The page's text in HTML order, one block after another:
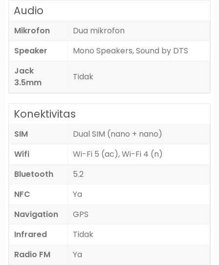
Audio
Mikrofon
Dua mikrofon
Speaker
Mono Speakers, Sound by DTS
Jack
3.5mm
Tidak
Konektivitas
SIM
Dual SIM (nano + nano)
Wifi
Wi-Fi 5 (ac), Wi-Fi 4 (n)
Bluetooth
5.2
NFC
Ya
Navigation
GPS
Infrared
Tidak
Radio FM
Ya